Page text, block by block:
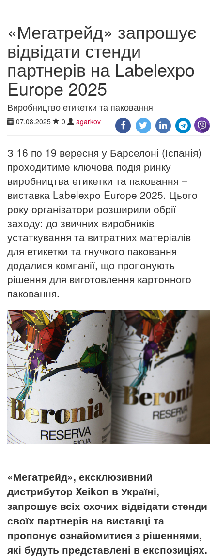
«Мегатрейд» запрошує
відвідати стенди
партнерів на Labelexpo
Europe 2025
Виробництво етикетки та паковання
07.08.2025 0 agarkov
З 16 по 19 вересня у Барселоні (Іспанія)
проходитиме ключова подія ринку
виробництва етикетки та паковання –
виставка Labelexpo Europe 2025. Цього
року організатори розширили обрії
заходу: до звичних виробників
устаткування та витратних матеріалів
для етикетки та гнучкого паковання
додалися компанії, що пропонують
рішення для виготовлення картонного
паковання.
«Мегатрейд», ексклюзивний
дистрибутор Xeikon в Україні,
запрошує всіх охочих відвідати стен­ди
своїх партнерів на виставці та
пропонує ознайомитися з рішеннями,
які будуть представлені в експозиціях.